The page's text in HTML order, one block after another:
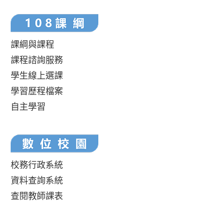
課綱與課程
課程諮詢服務
學生線上選課
學習歷程檔案
自主學習
校務行政系統
資料查詢系統
查閱教師課表